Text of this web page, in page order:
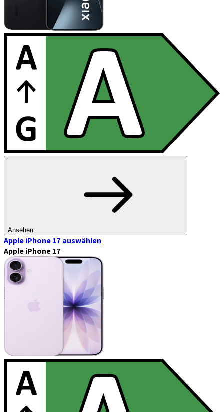
Ansehen
Apple iPhone 17 auswählen
Apple iPhone 17